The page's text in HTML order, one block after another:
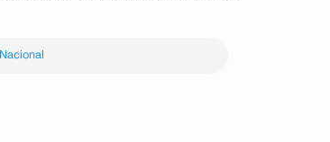
Nacional